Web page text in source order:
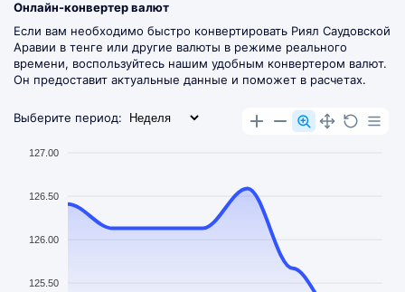
Онлайн-конвертер валют
Если вам необходимо быстро конвертировать Риял Саудовской
Аравии в тенге или другие валюты в режиме реального
времени, воспользуйтесь нашим удобным конвертером валют.
Он предоставит актуальные данные и поможет в расчетах.
Выберите период:
127.00
126.50
126.00
125.50